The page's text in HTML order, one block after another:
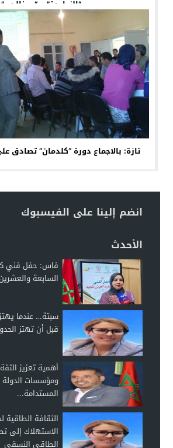
“الزراردة” و “بوخالدي”
تازة: بالاجماع دورة “كلدمان” تصادق
انضم إلينا على الفيسبوك
الأحدث
فاس: حفل فني
السابعة
سبتة… عندما
قبل أن تهتز
أهمية تعزيز
ومؤسسات الدولة
المستدامة...
الثقافة
الاستهلاك إلى
الطاقي النسقي